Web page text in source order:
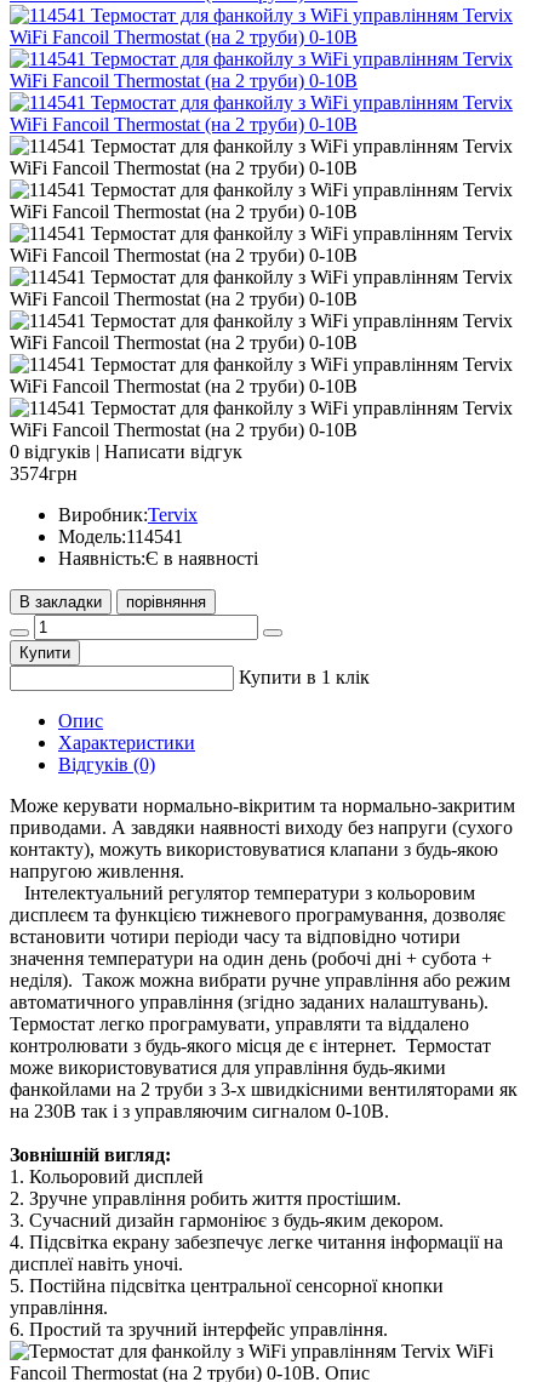
0 відгуків | Написати відгук
3574грн
Виробник:Tervix
Модель:114541
Наявність:Є в наявності
В закладки порівняння
Купити
Купити в 1 клік
Опис
Характеристики
Відгуків (0)
Може керувати нормально-вікритим та нормально-закритим
приводами. А завдяки наявності виходу без напруги (сухого
контакту), можуть використовуватися клапани з будь-якою
напругою живлення.
Інтелектуальний регулятор температури з кольоровим
дисплеєм та функцією тижневого програмування, дозволяє
встановити чотири періоди часу та відповідно чотири
значення температури на один день (робочі дні + субота +
неділя). Також можна вибрати ручне управління або режим
автоматичного управління (згідно заданих налаштувань).
Термостат легко програмувати, управляти та віддалено
контролювати з будь-якого місця де є інтернет. Термостат
може використовуватися для управління будь-якими
фанкойлами на 2 труби з 3-х швидкісними вентиляторами як
на 230В так і з управляючим сигналом 0-10В.
Зовнішній вигляд:
1. Кольоровий дисплей
2. Зручне управління робить життя простішим.
3. Сучасний дизайн гармоніює з будь-яким декором.
4. Підсвітка екрану забезпечує легке читання інформації на
дисплеї навіть уночі.
5. Постійна підсвітка центральної сенсорної кнопки
управління.
6. Простий та зручний інтерфейс управління.